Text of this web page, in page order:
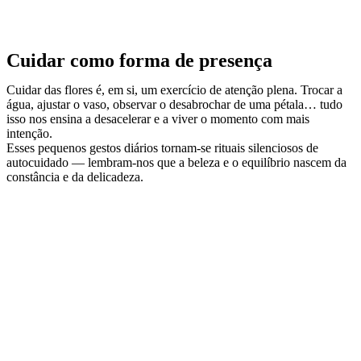
Cuidar como forma de presença
Cuidar das flores é, em si, um exercício de atenção plena. Trocar a
água, ajustar o vaso, observar o desabrochar de uma pétala… tudo
isso nos ensina a desacelerar e a viver o momento com mais
intenção.
Esses pequenos gestos diários tornam-se rituais silenciosos de
autocuidado — lembram-nos que a beleza e o equilíbrio nascem da
constância e da delicadeza.